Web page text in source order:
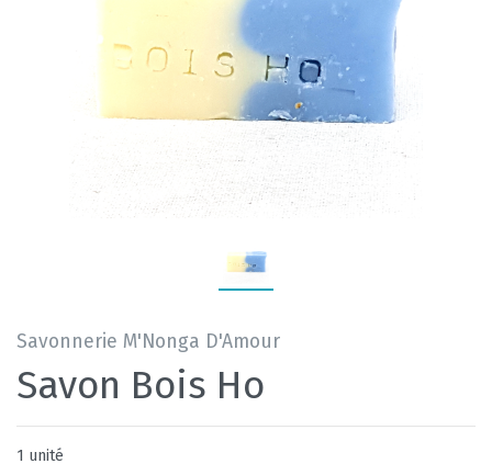
Savonnerie M'Nonga D'Amour
Savon Bois Ho
1 unité